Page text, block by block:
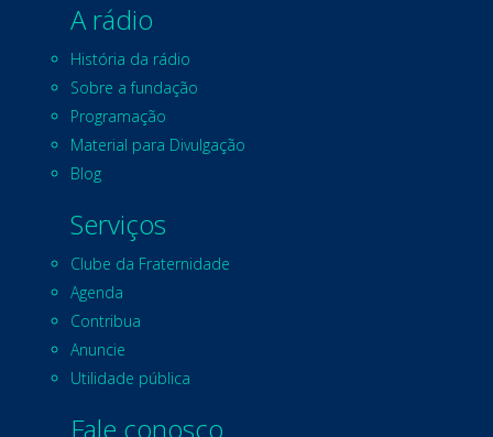
A rádio
História da rádio
Sobre a fundação
Programação
Material para Divulgação
Blog
Serviços
Clube da Fraternidade
Agenda
Contribua
Anuncie
Utilidade pública
Fale conosco